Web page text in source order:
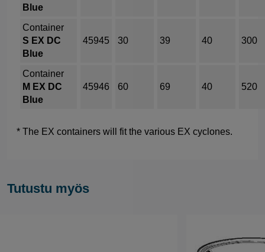
Blue
Container
S EX DC
Blue
45945 30 39 40 300
Container
M EX DC
Blue
45946 60 69 40 520
* The EX containers will fit the various EX cyclones.
Tutustu myös